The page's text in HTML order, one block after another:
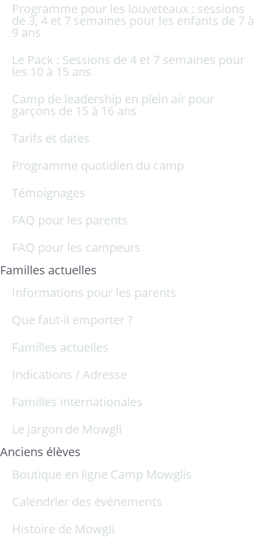
Programme pour les louveteaux : sessions
de 3, 4 et 7 semaines pour les enfants de 7 à
9 ans
Le Pack : Sessions de 4 et 7 semaines pour
les 10 à 15 ans
Camp de leadership en plein air pour
garçons de 15 à 16 ans
Tarifs et dates
Programme quotidien du camp
Témoignages
FAQ pour les parents
FAQ pour les campeurs
Familles actuelles
Informations pour les parents
Que faut-il emporter ?
Familles actuelles
Indications / Adresse
Familles internationales
Le jargon de Mowgli
Anciens élèves
Boutique en ligne Camp Mowglis
Calendrier des événements
Histoire de Mowgli